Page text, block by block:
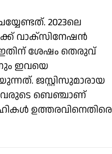
2023ലെ
വാക്സിനേഷന്‍
ശേഷം തെരുവ്
ഇവയെ
ജസ്റ്റിസുമാരായ
ബെഞ്ചാണ്
ഉത്തരവിനെതിരെ